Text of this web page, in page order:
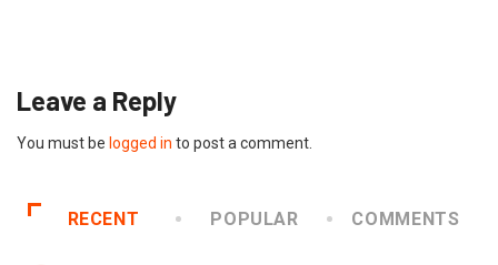
Leave a Reply
You must be logged in to post a comment.
RECENT POPULAR COMMENTS